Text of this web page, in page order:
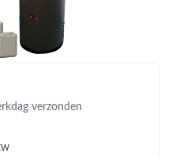
& verdelers)
verzonden